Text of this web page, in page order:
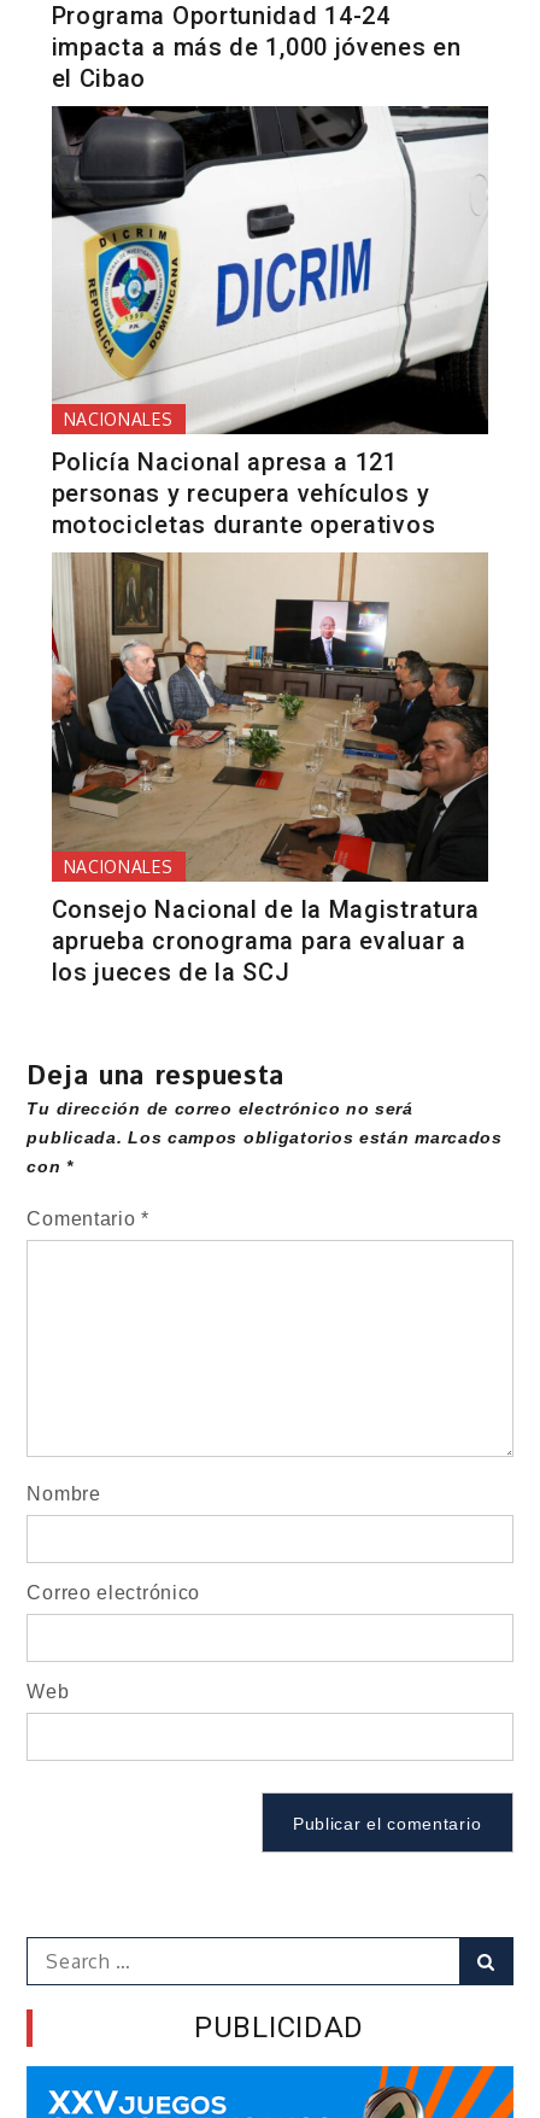
Programa Oportunidad 14-24
impacta a más de 1,000 jóvenes en
el Cibao
NACIONALES
Policía Nacional apresa a 121
personas y recupera vehículos y
motocicletas durante operativos
NACIONALES
Consejo Nacional de la Magistratura
aprueba cronograma para evaluar a
los jueces de la SCJ
Deja una respuesta
Tu dirección de correo electrónico no será
publicada. Los campos obligatorios están marcados
con*
Comentario*
Nombre
Correo electrónico
Web
Search
for:
PUBLICIDAD